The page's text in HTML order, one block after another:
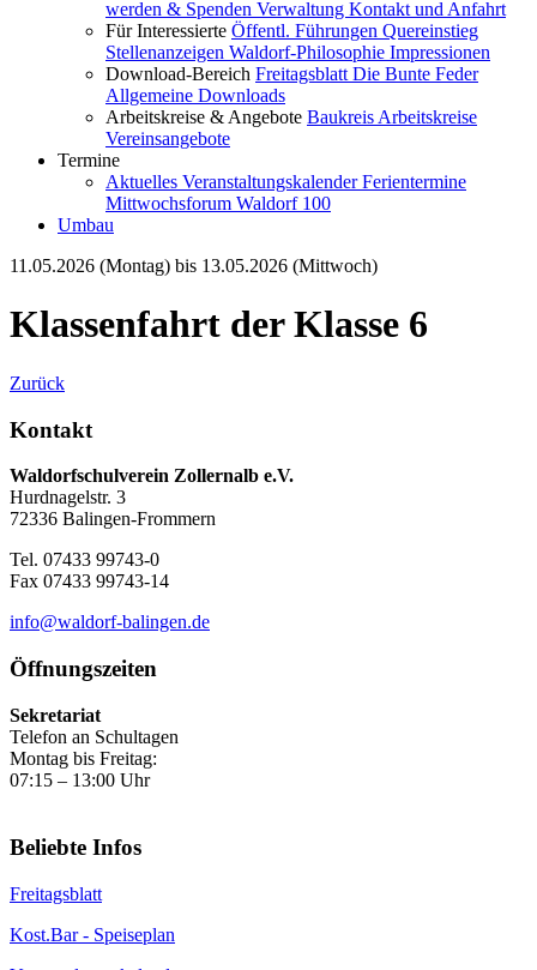
werden & Spenden Verwaltung Kontakt und Anfahrt
Für Interessierte Öffentl. Führungen Quereinstieg
Stellenanzeigen Waldorf-Philosophie Impressionen
Download-Bereich Freitagsblatt Die Bunte Feder
Allgemeine Downloads
Arbeitskreise & Angebote Baukreis Arbeitskreise
Vereinsangebote
Termine
Aktuelles VeranstaltungskalenderFerientermine
Mittwochsforum Waldorf 100
Umbau
11.05.2026 (Montag) bis 13.05.2026 (Mittwoch)
Klassenfahrt der Klasse 6
Zurück
Kontakt
Waldorfschulverein Zollernalb e.V.
Hurdnagelstr. 3
72336 Balingen-Frommern
Tel. 07433 99743-0
Fax 07433 99743-14
info@waldorf-balingen.de
Öffnungszeiten
Sekretariat
Telefon an Schultagen
Montag bis Freitag:
07:15 – 13:00 Uhr
Beliebte Infos
Freitagsblatt
Kost.Bar - Speiseplan